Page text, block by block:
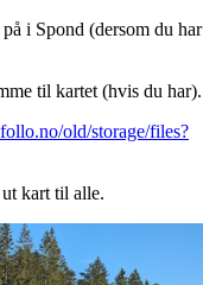
i Spond (dersom du har
til kartet (hvis du har).
old/storage/files?
kart til alle.